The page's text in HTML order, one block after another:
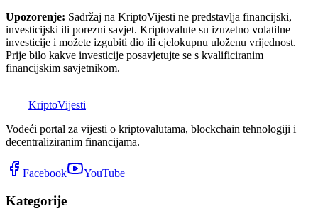
Upozorenje: Sadržaj na KriptoVijesti ne predstavlja financijski,
investicijski ili porezni savjet. Kriptovalute su izuzetno volatilne
investicije i možete izgubiti dio ili cjelokupnu uloženu vrijednost.
Prije bilo kakve investicije posavjetujte se s kvalificiranim
financijskim savjetnikom.
KriptoVijesti
Vodeći portal za vijesti o kriptovalutama, blockchain tehnologiji i
decentraliziranim financijama.
Facebook YouTube
Kategorije